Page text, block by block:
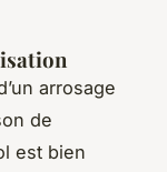
arrosage
de
est bien